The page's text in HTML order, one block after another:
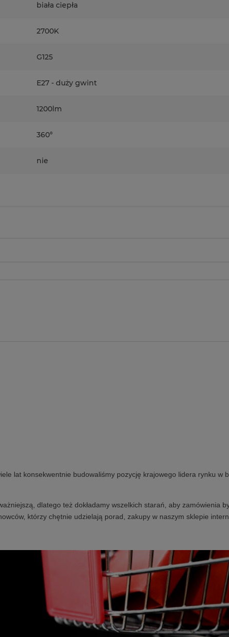
biała ciepła
2700K
G125
E27 - duży gwint
1200lm
360°
nie
lat konsekwentnie budowaliśmy pozycję krajowego lidera rynku
dlatego też dokładamy wszelkich starań, aby zamówienia
którzy chętnie udzielają porad, zakupy w naszym sklepie